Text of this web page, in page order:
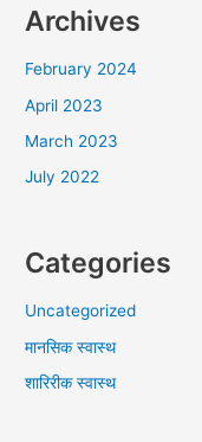
Archives
February 2024
April 2023
March 2023
July 2022
Categories
Uncategorized
मानसिक स्वास्थ
शारिरीक स्वास्थ